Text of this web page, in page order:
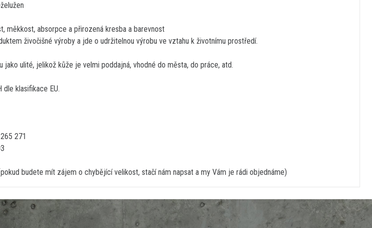
měkkost, absorpce a přirozená kresba a barevnost
živočišné výroby a jde o udržitelnou výrobu ve vztahu k životnímu prostředí.
ulité, jelikož kůže je velmi poddajná, vhodné do města, do práce, atd.
dle klasifikace EU.
271
budete mít zájem o chybějící velikost, stačí nám napsat a my Vám je rádi objednáme)